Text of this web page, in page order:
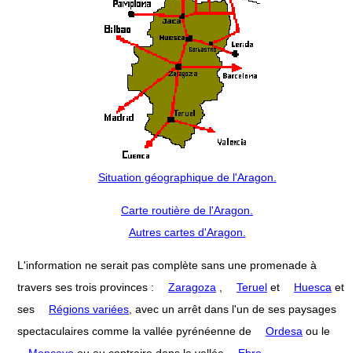
Situation géographique de l'Aragon.
Carte routière de l'Aragon.
Autres cartes d'Aragon.
L'information ne serait pas complète sans une promenade à
travers ses trois provinces :
Zaragoza Teruel et Huesca et
ses
Régions variées , avec un arrêt dans l'un de ses paysages
spectaculaires comme la vallée pyrénéenne de
Ordesa ou le